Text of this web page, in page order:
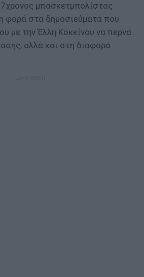
μπασκετμπολίστας
φορά στα δημοσιεύματα που
με την Έλλη Κοκκίνου να περνά
αλλά και στη διαφορά